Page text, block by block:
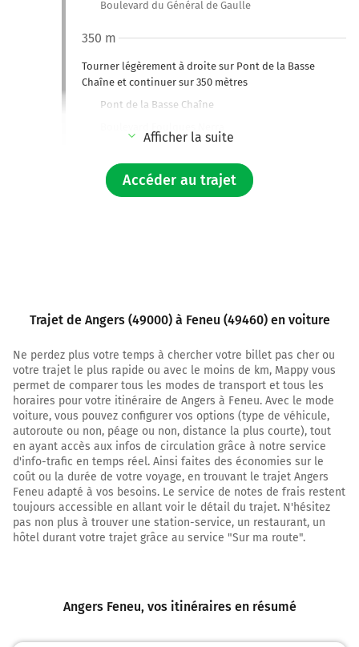
Boulevard du Général de Gaulle
Tourner légèrement à droite sur Pont de la Basse
Chaîne et continuer sur 350 mètres
Pont de la Basse Chaîne
350 m
Au rond-point, prendre la 1ère sortie sur Avenue
Tourner légèrement à droite sur Boulevard Georges
Continuer Place du Docteur Bichon sur 170 mètres
1,4 km
Tourner à gauche sur Place du Docteur Bichon et
continuer sur 25 mètres
1,6 km
Prendre à droite et rejoindre D107 (Rue Bichat).
Continuer sur 140 mètres
1,6 km
Sainte-Thérèse) et continuer sur 1,1 kilomètre
2,8 km
Afficher la suite
Accéder au trajet
Trajet de Angers (49000) à Feneu (49460) en voiture
Ne perdez plus votre temps à chercher votre billet pas cher ou
votre trajet le plus rapide ou avec le moins de km, Mappy vous
permet de comparer tous les modes de transport et tous les
horaires pour votre itinéraire de Angers à Feneu. Avec le mode
voiture, vous pouvez configurer vos options (type de véhicule,
autoroute ou non, péage ou non, distance la plus courte), tout
en ayant accès aux infos de circulation grâce à notre service
d'info-trafic en temps réel. Ainsi faites des économies sur le
coût ou la durée de votre voyage, en trouvant le trajet Angers
Feneu adapté à vos besoins. Le service de notes de frais restent
toujours accessible en allant voir le détail du trajet. N'hésitez
pas non plus à trouver une station-service, un restaurant, un
hôtel durant votre trajet grâce au service "Sur ma route".
Angers Feneu, vos itinéraires en résumé